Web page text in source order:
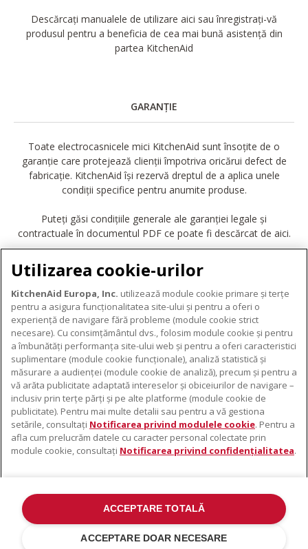
Descărcați manualele de utilizare aici sau înregistrați-vă
produsul pentru a beneficia de cea mai bună asistență din
partea KitchenAid
GARANȚIE
Toate electrocasnicele mici KitchenAid sunt însoțite de o
garanție care protejează clienții împotriva oricărui defect de
fabricație. KitchenAid își rezervă dreptul de a aplica unele
condiții specifice pentru anumite produse.
Puteți găsi condițiile generale ale garanției legale și
contractuale în documentul PDF ce poate fi descărcat de aici.
DESCĂRCARE GARANȚIE
DESPRE KITCHENAID
Despre KitchenAid
Istoria mărcii
ODR
PRODUSELE NOASTRE
Electrocasnice mici
Accesorii pentru produse
SUPORT
De unde cumpărați
Localizator centre de service
Contacte
©2022 Toate drepturile rezervate. KitchenAid și designul mixerului cu
suport sunt mărci înregistrate în SUA. și în altă parte .
Utilizarea cookie-urilor
KitchenAid Europa, Inc. utilizează module cookie primare și terțe
pentru a asigura funcționalitatea site-ului și pentru a oferi o
experiență de navigare fără probleme (module cookie strict
necesare). Cu consimțământul dvs., folosim module cookie și pentru
a îmbunătăți performanța site-ului web și pentru a oferi caracteristici
suplimentare (module cookie funcționale), analiză statistică și
măsurare a audienței (module cookie de analiză), precum și pentru a
vă arăta publicitate adaptată intereselor și obiceiurilor de navigare –
inclusiv prin terțe părți și pe alte platforme (module cookie de
publicitate). Pentru mai multe detalii sau pentru a vă gestiona
setările, consultați Notificarea privind modulele cookie. Pentru a
afla cum prelucrăm datele cu caracter personal colectate prin
module cookie, consultați Notificarea privind confidențialitatea.
ACCEPTARE DOAR NECESARE
ACCEPTARE TOTALĂ